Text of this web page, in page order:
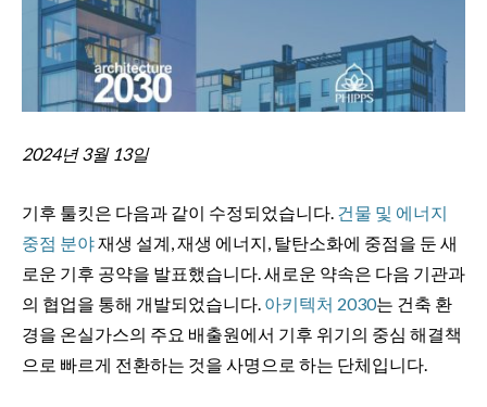
2024년 3월 13일
기후 툴킷은 다음과 같이 수정되었습니다. 건물 및 에너지
중점 분야재생 설계, 재생 에너지, 탈탄소화에 중점을 둔 새
로운 기후 공약을 발표했습니다. 새로운 약속은 다음 기관과
의 협업을 통해 개발되었습니다. 아키텍처 2030는 건축 환
경을 온실가스의 주요 배출원에서 기후 위기의 중심 해결책
으로 빠르게 전환하는 것을 사명으로 하는 단체입니다.